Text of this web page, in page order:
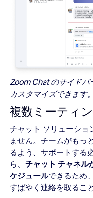
Zoom Chat のサイドバ
カスタマイズできます。
複数ミーティ
チャット ソリューショ
ません。チームがもっ
るよう、サポートする
ら、 チャット チャネル
ケジュールできるため
すばやく連絡を取るこ